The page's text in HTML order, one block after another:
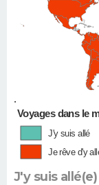
•
Voyages dans le
J'y suis allé
Je rêve d'y
J'y suis allé(e)